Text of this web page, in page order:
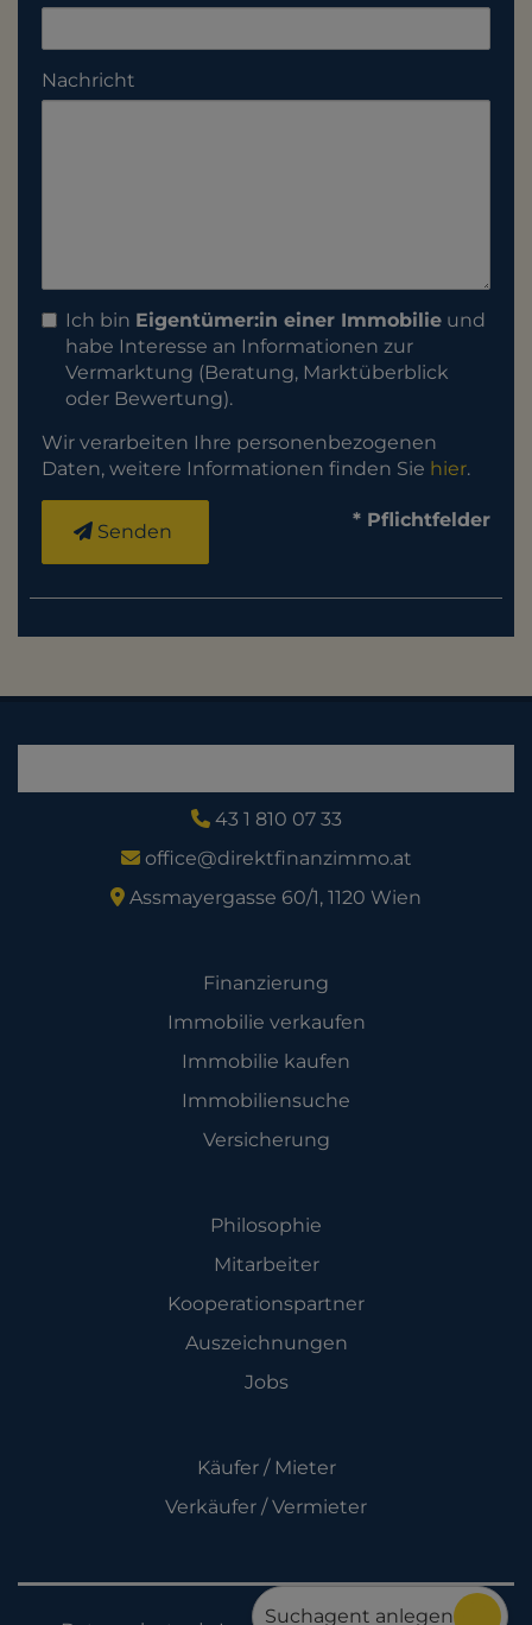
Nachricht
Ich bin Eigentümer:in einer Immobilie und
habe Interesse an Informationen zur
Vermarktung (Beratung, Marktüberblick
oder Bewertung).
Wir verarbeiten Ihre personenbezogenen
Daten, weitere Informationen finden Sie hier.
Senden
* Pflichtfelder
43 1 810 07 33
office@direktfinanzimmo.at
Assmayergasse 60/1, 1120 Wien
Finanzierung
Immobilie verkaufen
Immobilie kaufen
Immobiliensuche
Versicherung
Philosophie
Mitarbeiter
Kooperationspartner
Auszeichnungen
Jobs
Käufer / Mieter
Verkäufer / Vermieter
Suchagent anlegen